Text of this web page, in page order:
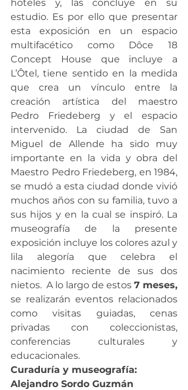
hoteles y, las concluye en su
estudio. Es por ello que presentar
esta exposición en un espacio
multifacético como Dôce 18
Concept House que incluye a
L’Ôtel, tiene sentido en la medida
que crea un vínculo entre la
creación artística del maestro
Pedro Friedeberg y el espacio
intervenido. La ciudad de San
Miguel de Allende ha sido muy
importante en la vida y obra del
Maestro Pedro Friedeberg, en 1984,
se mudó a esta ciudad donde vivió
muchos años con su familia, tuvo a
sus hijos y en la cual se inspiró. La
museografía de la presente
exposición incluye los colores azul y
lila alegoría que celebra el
nacimiento reciente de sus dos
nietos.  A lo largo de estos
se realizarán eventos relacionados
como visitas guiadas, cenas
privadas con coleccionistas,
conferencias culturales y
educacionales.
Curaduría y museografía:
Alejandro Sordo Guzmán